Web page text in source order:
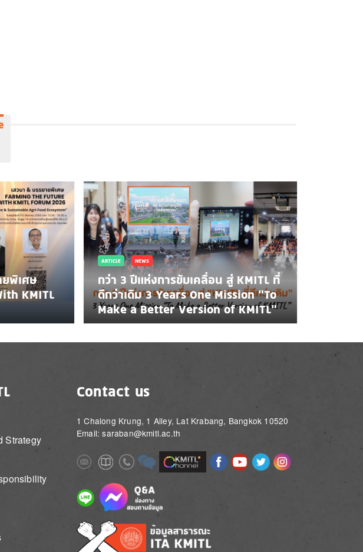
ยพิเศษ
KMITL
ARTICLE NEWS
กว่า 3 ปีแห่งการขับเคลื่อน สู่ KMITL ที่
ดีกว่าเดิม 3 Years One Mission “To
Make a Better Version of KMITL”
Strategy
Contact us
1 Chalong Krung, 1 Alley, Lat Krabang, Bangkok 10520
Email: saraban@kmitl.ac.th
ImageImageImageImage Image ImageImageImageImage
Image Image
Image